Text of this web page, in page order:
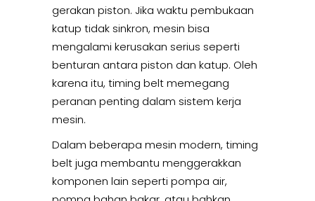
gerakan piston. Jika waktu pembukaan
katup tidak sinkron, mesin bisa
mengalami kerusakan serius seperti
benturan antara piston dan katup. Oleh
karena itu, timing belt memegang
peranan penting dalam sistem kerja
mesin.
Dalam beberapa mesin modern, timing
belt juga membantu menggerakkan
komponen lain seperti pompa air,